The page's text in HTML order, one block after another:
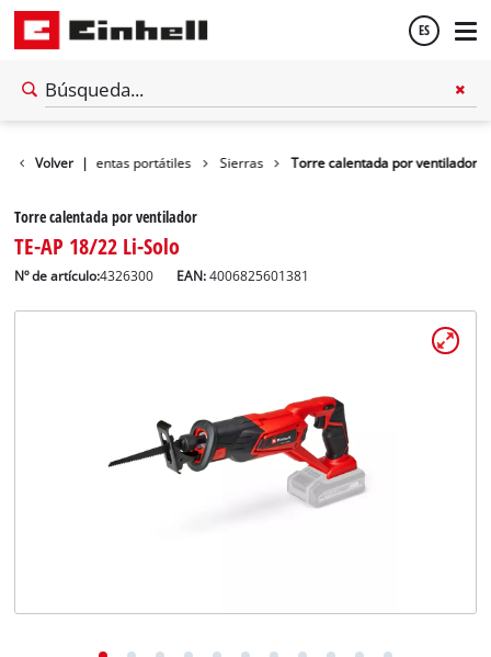
ES
Volver |
Herramientas portátiles Sierras Torre calentada por ventilador
Torre calentada por ventilador
TE-AP 18/22 Li-Solo
Nº de artículo:4326300 EAN:4006825601381